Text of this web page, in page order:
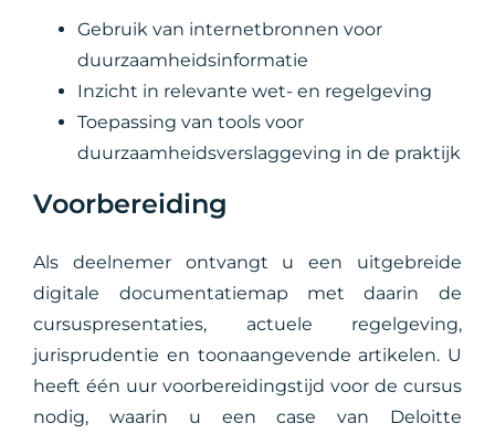
Gebruik van internetbronnen voor
duurzaamheidsinformatie
Inzicht in relevante wet- en regelgeving
Toepassing van tools voor
duurzaamheidsverslaggeving in de praktijk
Voorbereiding
Als deelnemer ontvangt u een uitgebreide
digitale documentatiemap met daarin de
cursuspresentaties, actuele regelgeving,
jurisprudentie en toonaangevende artikelen. U
heeft één uur voorbereidingstijd voor de cursus
nodig, waarin u een case van Deloitte